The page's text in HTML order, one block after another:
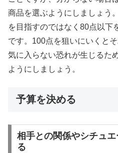
商品を選ぶようにしましょう
を目指すのではなく80点以下
です。100点を狙いにいくと
気に入らない恐れが生じるた
ようにしましょう。
予算を決める
相手との関係やシチュ
る